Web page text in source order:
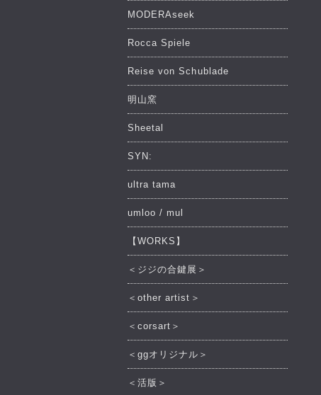
MODERAseek
Rocca Spiele
Reise von Schublade
明山窯
Sheetal
SYN:
ultra tama
umloo / mul
【WORKS】
＜ジジの合鍵展＞
＜other artist＞
＜corsart＞
＜ggオリジナル＞
＜活版＞